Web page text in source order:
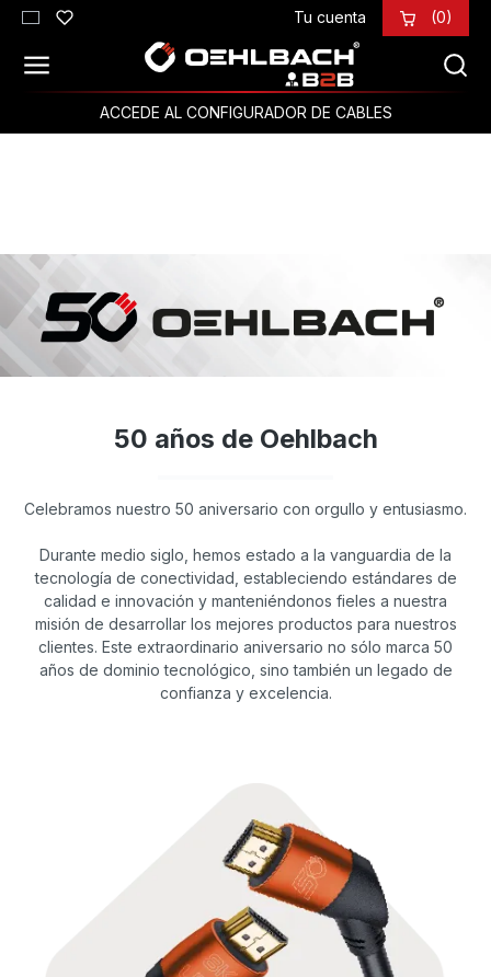
Saltar al contenido principal Tu cuenta (0)
ACCEDE AL CONFIGURADOR DE CABLES
50 años de Oehlbach
Celebramos nuestro 50 aniversario con orgullo y entusiasmo.
Durante medio siglo, hemos estado a la vanguardia de la
tecnología de conectividad, estableciendo estándares de
calidad e innovación y manteniéndonos fieles a nuestra
misión de desarrollar los mejores productos para nuestros
clientes. Este extraordinario aniversario no sólo marca 50
años de dominio tecnológico, sino también un legado de
confianza y excelencia.